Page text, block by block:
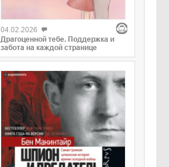
04.02.2026
Драгоценной тебе. Поддержка и
забота на каждой странице